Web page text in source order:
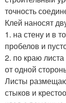
точность
Клей наносят
1. на стену и в
пробелов и
2. по краю
от одной
Листы
стыков и